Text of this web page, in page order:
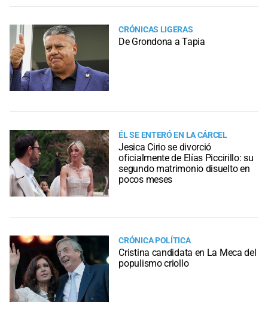
CRÓNICAS LIGERAS
De Grondona a Tapia
ÉL SE ENTERÓ EN LA CÁRCEL
Jesica Cirio se divorció
oficialmente de Elías Piccirillo: su
segundo matrimonio disuelto en
pocos meses
CRÓNICA POLÍTICA
Cristina candidata en La Meca del
populismo criollo